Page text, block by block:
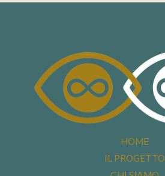
n
HOME
IL PROGETTO